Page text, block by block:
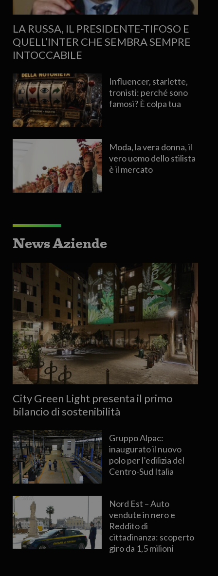
LA RUSSA, IL PRESIDENTE-TIFOSO E
QUELL’INTER CHE SEMBRA SEMPRE
INTOCCABILE
Influencer, starlette,
tronisti: perché sono
famosi? È colpa tua
Moda, la vera donna, il
vero uomo dello stilista
è il mercato
News Aziende
City Green Light presenta il primo
bilancio di sostenibilità
Gruppo Alpac:
inaugurato il nuovo
polo per l’edilizia del
Centro-Sud Italia
Nord Est – Auto
vendute in nero e
Reddito di
cittadinanza: scoperto
giro da 1,5 milioni